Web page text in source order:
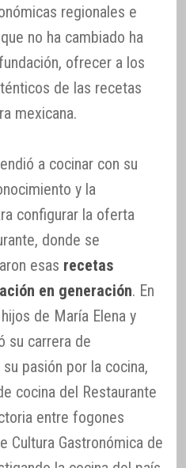
regionales e
no ha cambiado ha
ofrecer a los
de las recetas
mexicana.
a cocinar con su
y la
configurar la oferta
donde se
esas recetas
en generación. En
de María Elena y
su carrera de
pasión por la cocina,
cocina del Restaurante
entre fogones
Cultura Gastronómica de